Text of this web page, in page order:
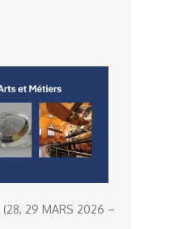
(28, 29 MARS 2026 –